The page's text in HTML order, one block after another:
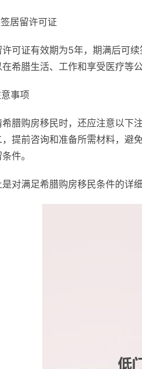
居留许可证
许可证有效期为5年，期满后可
在希腊生活、工作和享受医疗等公
事项
希腊购房移民时，还应注意以下
，提前咨询和准备所需材料，避
件。
是对满足希腊购房移民条件的详